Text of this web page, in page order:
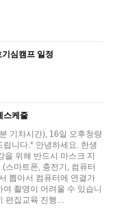
기심캠프 일정
스케줄
기차시간), 16일 오후청량
니다.* 안녕하세요. 한생
을 위해 반드시 마스크 지
스마트폰, 충전기, 컴퓨터
뽑아서 컴퓨터에 연결가
촬영이 어려울 수 있습니
편집교육 진행…